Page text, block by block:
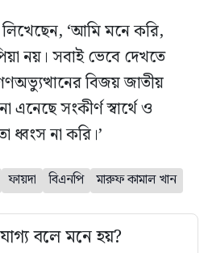
‘আমি মনে করি,
নয়। সবাই ভেবে দেখতে
বিজয় জাতীয়
সংকীর্ণ স্বার্থে ও
ধ্বংস না করি।’
ফায়দা বিএনপি মারুফ কামাল খান
বলে মনে হয়?